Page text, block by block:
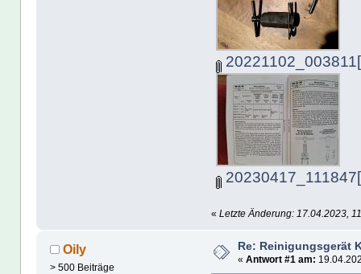
«Letzte Änderung: 17.04.2023,
Oily
> 500 Beiträge
Re: Reinigungsgerät
« Antwort #1 am: